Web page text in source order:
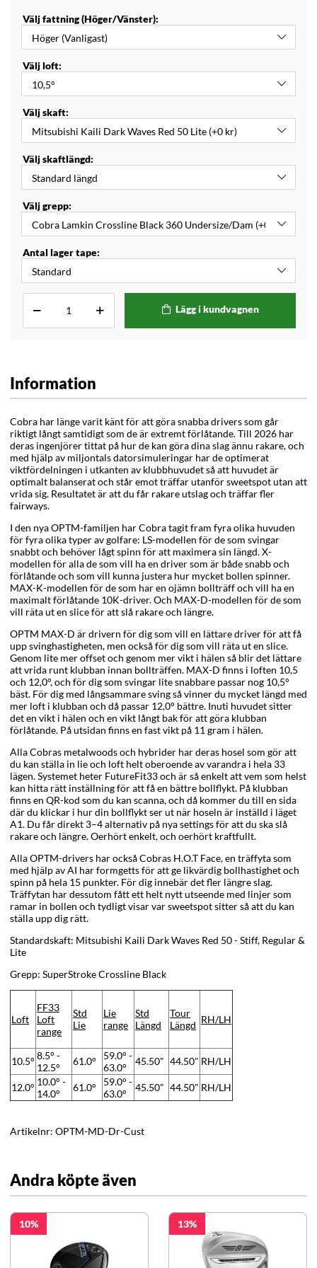
Välj fattning (Höger/Vänster):
Välj loft:
Välj skaft:
Välj skaftlängd:
Välj grepp:
Antal lager tape:
Lägg i kundvagnen
Information
Cobra har länge varit känt för att göra snabba drivers som går
riktigt långt samtidigt som de är extremt förlåtande. Till 2026 har
deras ingenjörer tittat på hur de kan göra dina slag ännu rakare, och
med hjälp av miljontals datorsimuleringar har de optimerat
viktfördelningen i utkanten av klubbhuvudet så att huvudet är
optimalt balanserat och står emot träffar utanför sweetspot utan att
vrida sig. Resultatet är att du får rakare utslag och träffar fler
fairways.
I den nya OPTM-familjen har Cobra tagit fram fyra olika huvuden
för fyra olika typer av golfare: LS-modellen för de som svingar
snabbt och behöver lågt spinn för att maximera sin längd. X-
modellen för alla de som vill ha en driver som är både snabb och
förlåtande och som vill kunna justera hur mycket bollen spinner.
MAX-K-modellen för de som har en ojämn bollträff och vill ha en
maximalt förlåtande 10K-driver. Och MAX-D-modellen för de som
vill räta ut en slice för att slå rakare och längre.
OPTM MAX-D är drivern för dig som vill en lättare driver för att få
upp svinghastigheten, men också för dig som vill räta ut en slice.
Genom lite mer offset och genom mer vikt i hälen så blir det lättare
att vrida runt klubban innan bollträffen. MAX-D finns i loften 10,5
och 12,0°, och för dig som svingar lite snabbare passar nog 10,5°
bäst. För dig med långsammare sving så vinner du mycket längd med
mer loft i klubban och då passar 12,0° bättre. Inuti huvudet sitter
det en vikt i hälen och en vikt långt bak för att göra klubban
förlåtande. På utsidan finns en fast vikt på 11 gram i hälen.
Alla Cobras metalwoods och hybrider har deras hosel som gör att
du kan ställa in lie och loft helt oberoende av varandra i hela 33
lägen. Systemet heter FutureFit33 och är så enkelt att vem som helst
kan hitta rätt inställning för att få en bättre bollflykt. På klubban
finns en QR-kod som du kan scanna, och då kommer du till en sida
där du klickar i hur din bollflykt ser ut när hoseln är inställd i läget
A1. Du får direkt 3–4 alternativ på nya settings för att du ska slå
rakare och längre. Oerhört enkelt, och oerhört kraftfullt.
Alla OPTM-drivers har också Cobras H.O.T Face, en träffyta som
med hjälp av AI har formgetts för att ge likvärdig bollhastighet och
spinn på hela 15 punkter. För dig innebär det fler längre slag.
Träffytan har dessutom fått ett helt nytt utseende med linjer som
ramar in bollen och tydligt visar var sweetspot sitter så att du kan
ställa upp dig rätt.
Standardskaft: Mitsubishi Kaili Dark Waves Red 50 - Stiff, Regular &
Lite
Grepp: SuperStroke Crossline Black
Loft
FF33
Loft
range
Std
Lie
Lie
range
Std
Längd
Tour
Längd RH/LH
10.5° 8.5° -
12.5°
61.0°
59.0° -
63.0°
45.50" 44.50" RH/LH
12.0° 10.0° -
14.0°
61.0°
59.0° -
63.0°
45.50" 44.50" RH/LH
Artikelnr: OPTM-MD-Dr-Cust
Andra köpte även
10 13